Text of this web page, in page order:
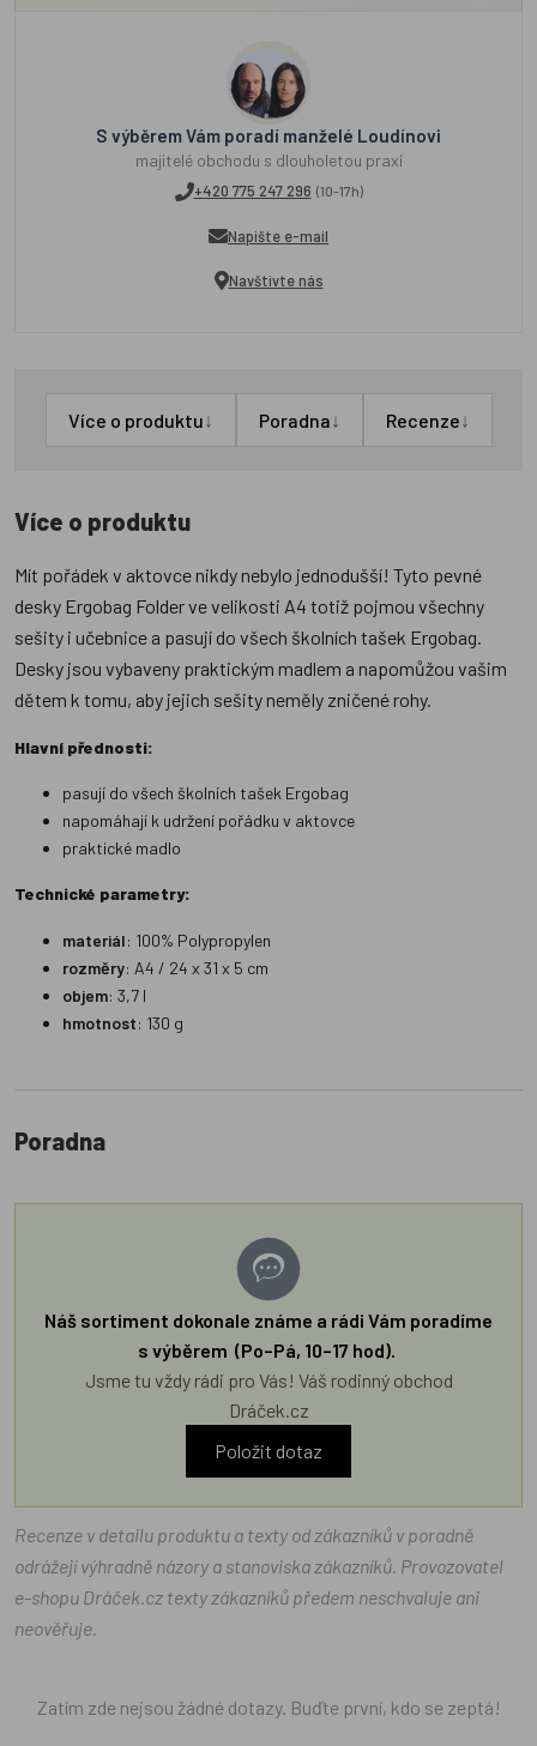
S výběrem Vám poradí manželé Loudínovi
majitelé obchodu s dlouholetou praxí
+420 775 247 296 (10-17h)
Napište e-mail
Navštivte nás
Více o produktu↓ Poradna↓ Recenze↓
Více o produktu
Mít pořádek v aktovce nikdy nebylo jednodušší! Tyto pevné
desky Ergobag Folder ve velikosti A4 totiž pojmou všechny
sešity i učebnice a pasují do všech školních tašek Ergobag.
Desky jsou vybaveny praktickým madlem a napomůžou vašim
dětem k tomu, aby jejich sešity neměly zničené rohy.
Hlavní přednosti:
pasují do všech školních tašek Ergobag
napomáhají k udržení pořádku v aktovce
praktické madlo
Technické parametry:
materiál: 100% Polypropylen
rozměry: A4 / 24 x 31 x 5 cm
objem: 3,7 l
hmotnost: 130 g
Poradna
Náš sortiment dokonale známe a rádi Vám poradíme
s výběrem (Po–Pá, 10–17 hod).
Jsme tu vždy rádi pro Vás! Váš rodinný obchod
Dráček.cz
Položit dotaz
Recenze v detailu produktu a texty od zákazníků v poradně
odrážejí výhradně názory a stanoviska zákazníků. Provozovatel
e-shopu Dráček.cz texty zákazníků předem neschvaluje ani
neověřuje.
Zatím zde nejsou žádné dotazy. Buďte první, kdo se zeptá!